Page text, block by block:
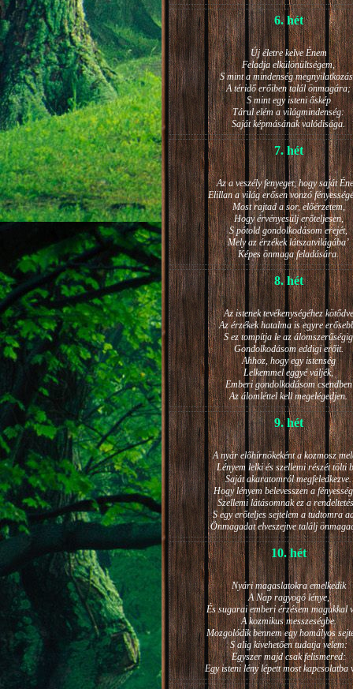
6. hét
Új életre kelve Énem
Feladja elkülönültségem,
S mint a mindenség
A téridő erőiben talál önmagára;
S mint egy isteni őskép
Tárul elém a világmindenség:
Saját képmásának valódisága.
7. hét
Az a veszély fenyeget, hogy saját
Elillan a világ erősen vonzó
Most rajtad a sor, előérzetem,
Hogy érvényesülj erőteljesen,
S pótold gondolkodásom erejét,
Mely az érzékek látszatvilágába’
Képes önmaga feladására.
8. hét
Az istenek tevékenységéhez kötődve
Az érzékek hatalma is egyre
S ez tompítja le az álomszerűségig
Gondolkodásom eddigi erőit.
Ahhoz, hogy egy istenség
Lelkemmel eggyé váljék,
Emberi gondolkodásom csendben
Az álomléttel kell megelégedjen.
9. hét
A nyár előhírnökeként a kozmosz
Lényem lelki és szellemi részét tölti
Saját akaratomról megfeledkezve.
Hogy lényem belevesszen a
Szellemi látásomnak ez a
S egy erőteljes sejtelem a tudtomra
Önmagadat elveszejtve találj
10. hét
Nyári magaslatokra emelkedik
A Nap ragyogó lénye,
És sugarai emberi érzésem magukkal
A kozmikus messzeségbe.
Mozgolódik bennem egy homályos
S alig kivehetően tudatja velem:
Egyszer majd csak felismered:
Egy isteni lény lépett most kapcsolatba